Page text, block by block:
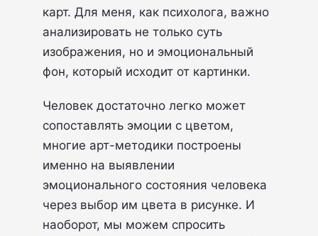
карт. Для меня, как психолога, важно
анализировать не только суть
изображения, но и эмоциональный
фон, который исходит от картинки.
Человек достаточно легко может
сопоставлять эмоции с цветом,
многие арт-методики построены
именно на выявлении
эмоционального состояния человека
через выбор им цвета в рисунке. И
наоборот, мы можем спросить